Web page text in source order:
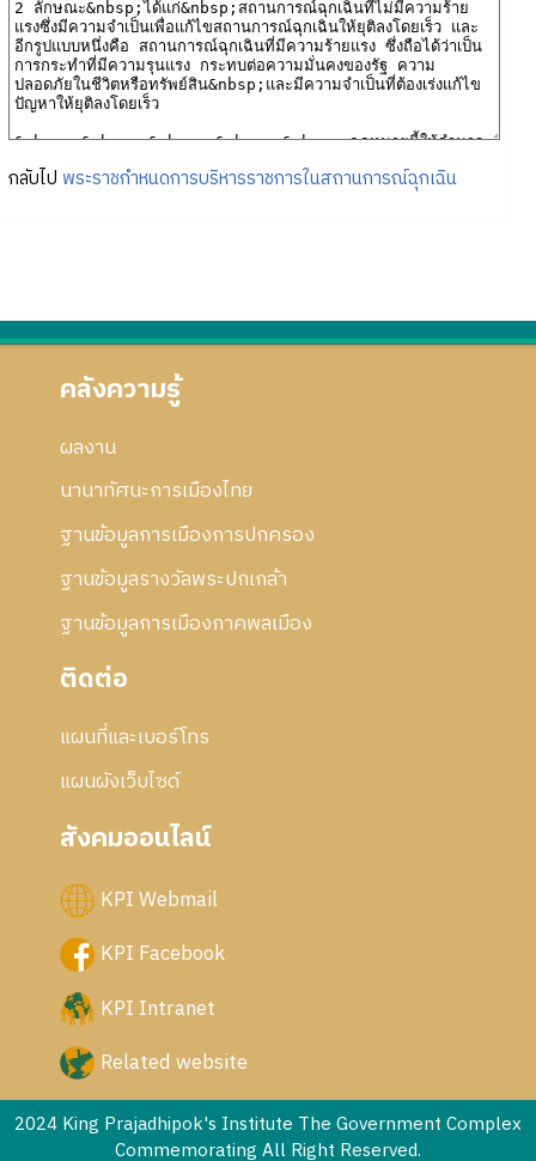
กลับไป พระราชกำหนดการบริหารราชการในสถานการณ์ฉุกเฉิน
คลังความรู้
ผลงาน
นานาทัศนะการเมืองไทย
ฐานข้อมูลการเมืองการปกครอง
ฐานข้อมูลรางวัลพระปกเกล้า
ฐานข้อมูลการเมืองภาคพลเมือง
ติดต่อ
แผนที่และเบอร์โทร
แผนผังเว็บไซด์
สังคมออนไลน์
KPI Webmail
KPI Facebook
KPI Intranet
Related website
2024 King Prajadhipok's Institute The Government Complex
Commemorating All Right Reserved.